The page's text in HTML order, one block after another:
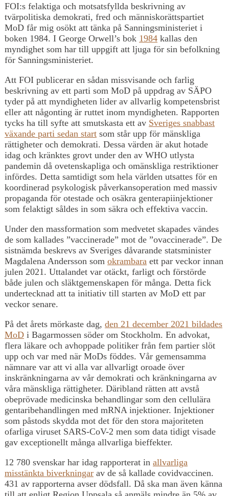
FOI:s felaktiga och motsatsfyllda beskrivning av
tvärpolitiska demokrati, fred och människorättspartiet
MoD får mig osökt att tänka på Sanningsministeriet i
boken 1984. I George Orwell’s bok 1984 kallas den
myndighet som har till uppgift att ljuga för sin befolkning
för Sanningsministeriet.
Att FOI publicerar en sådan missvisande och farlig
beskrivning av ett parti som MoD på uppdrag av SÄPO
tyder på att myndigheten lider av allvarlig kompetensbrist
eller att någonting är ruttet inom myndigheten. Rapporten
tycks ha till syfte att smutskasta ett av Sveriges snabbast
växande parti sedan start som står upp för mänskliga
rättigheter och demokrati. Dessa värden är akut hotade
idag och kränktes grovt under den av WHO utlysta
pandemin då ovetenskapliga och omänskliga restriktioner
infördes. Detta samtidigt som hela världen utsattes för en
koordinerad psykologisk påverkansoperation med massiv
propaganda för otestade och osäkra genterapiinjektioner
som felaktigt såldes in som säkra och effektiva vaccin.
Under den massformation som medvetet skapades vändes
de som kallades ”vaccinerade” mot de ”ovaccinerade”. De
sistnämda beskrevs av Sveriges dåvarande statsminister
Magdalena Andersson som okrambara ett par veckor innan
julen 2021. Uttalandet var otäckt, farligt och förstörde
både julen och släktgemenskapen för många. Detta fick
undertecknad att ta initiativ till starten av MoD ett par
veckor senare.
På det årets mörkaste dag, den 21 december 2021 bildades
MoD i Bagarmossen söder om Stockholm. En advokat,
flera läkare och avhoppade politiker från fem partier slöt
upp och var med när MoDs föddes. Vår gemensamma
nämnare var att vi alla var allvarligt oroade över
inskränkningarna av vår demokrati och kränkningarna av
våra mänskliga rättigheter. Däribland rätten att avstå
obeprövade medicinska behandlingar som den cellulära
gentaribehandlingen med mRNA injektioner. Injektioner
som påstods skydda mot det för den stora majoriteten
ofarliga viruset SARS-CoV-2 men som data tidigt visade
gav exceptionellt många allvarliga bieffekter.
12 780 svenskar har idag rapporterat in allvarliga
misstänkta biverkningar av de så kallade covidvaccinen.
431 av rapporterna avser dödsfall. Då ska man även känna